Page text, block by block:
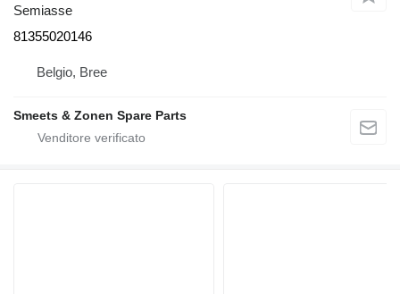
Semiasse
81355020146
Belgio, Bree
Smeets & Zonen Spare Parts